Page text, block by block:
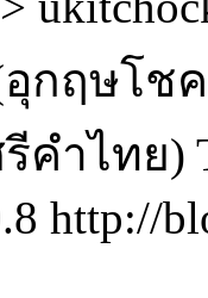
กฤษโชค
คำไทย)
http://